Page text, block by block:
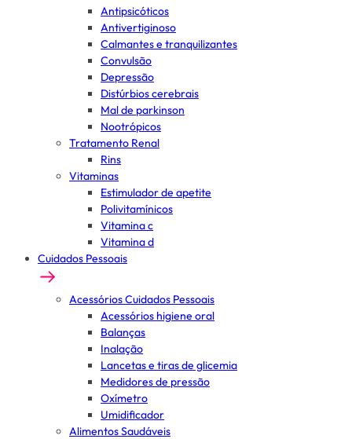
Antipsicóticos
Antivertiginoso
Calmantes e tranquilizantes
Convulsão
Depressão
Distúrbios cerebrais
Mal de parkinson
Nootrópicos
Tratamento Renal
Rins
Vitaminas
Estimulador de apetite
Polivitamínicos
Vitamina c
Vitamina d
Cuidados Pessoais
Acessórios Cuidados Pessoais
Acessórios higiene oral
Balanças
Inalação
Lancetas e tiras de glicemia
Medidores de pressão
Oxímetro
Umidificador
Alimentos Saudáveis